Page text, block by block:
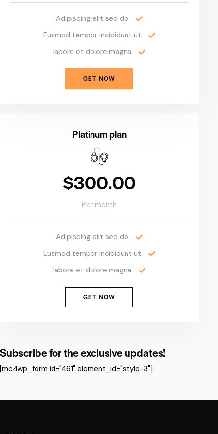
Adipiscing elit sed do.
Eusmod tempor incididunt ut.
labore et dolore magna.
GET NOW
Platinum plan
$300.00
Per month
Adipiscing elit sed do.
Eusmod tempor incididunt ut.
labore et dolore magna.
GET NOW
Subscribe for the exclusive updates!
[mc4wp_form id="461" element_id="style-3"]